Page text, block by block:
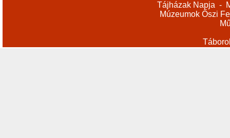
Tájházak Napja -
Múzeumok Őszi